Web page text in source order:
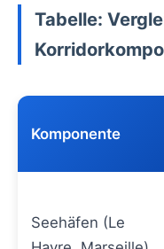
Tabelle:
Komponente
Seehäfen (Le